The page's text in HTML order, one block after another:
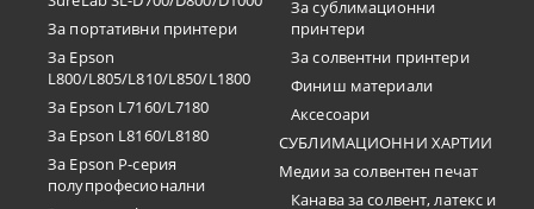
За портативни принтери
За Epson
L800/L805/L810/L850/L1800
За Epson L7160/L7180
За Epson L8160/L8180
За Epson P-серия
полупрофесионални
За сублимационни
принтери
За солвентни принтери
Финиш материали
Аксесоари
СУБЛИМАЦИОННИ ХАРТИИ
Медии за солвентен печат
Канава за солвент, латекс и